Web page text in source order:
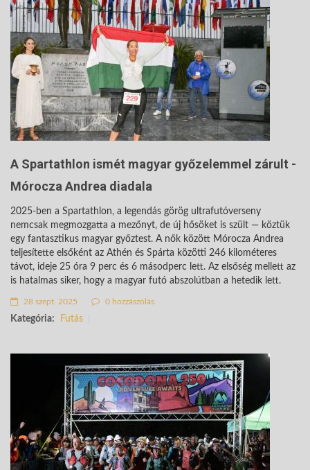
A Spartathlon ismét magyar győzelemmel zárult -
Mórocza Andrea diadala
2025-ben a Spartathlon, a legendás görög ultrafutóverseny
nemcsak megmozgatta a mezőnyt, de új hősöket is szült — köztük
egy fantasztikus magyar győztest. A nők között Mórocza Andrea
teljesítette elsőként az Athén és Spárta közötti 246 kilométeres
távot, ideje 25 óra 9 perc és 6 másodperc lett. Az elsőség mellett az
is hatalmas siker, hogy a magyar futó abszolútban a hetedik lett.
28 szept. 2025 0 hozzászólás
Kategória: Futás